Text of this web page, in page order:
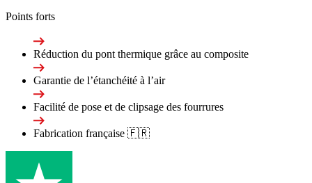
Points forts
Réduction du pont thermique grâce au composite
Garantie de l’étanchéité à l’air
Facilité de pose et de clipsage des fourrures
Fabrication française 🇫🇷